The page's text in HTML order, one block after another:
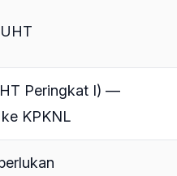
Peringkat I) —
KPKNL